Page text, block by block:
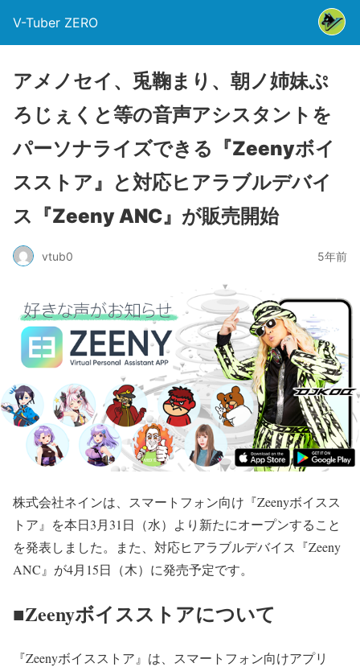
V-Tuber ZERO
アメノセイ、兎鞠まり、朝ノ姉妹ぷ
ろじぇくと等の音声アシスタントを
パーソナライズできる『Zeenyボイ
スストア』と対応ヒアラブルデバイ
ス『Zeeny ANC』が販売開始
vtub0 5年前
株式会社ネインは、スマートフォン向け『Zeenyボイスス
トア』を本日3月31日（水）より新たにオープンすること
を発表しました。また、対応ヒアラブルデバイス『Zeeny
ANC』が4月15日（木）に発売予定です。
■Zeenyボイスストアについて
『Zeenyボイスストア』は、スマートフォン向けアプリ